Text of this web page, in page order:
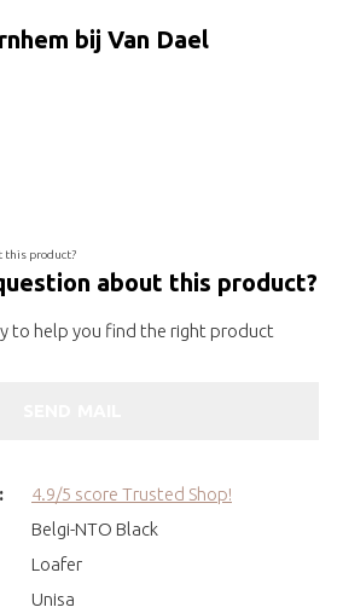
bij Van Dael
about this product?
to help you find the right product
4.9/5 score Trusted Shop!
Belgi-NTO Black
Loafer
Unisa